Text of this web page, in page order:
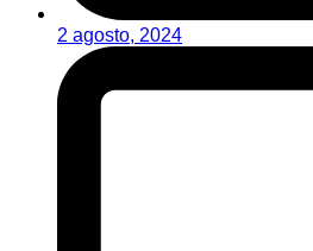
2 agosto, 2024